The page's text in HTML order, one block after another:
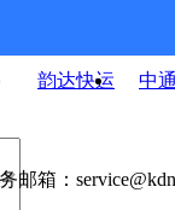
韵达快运
中
邮箱：